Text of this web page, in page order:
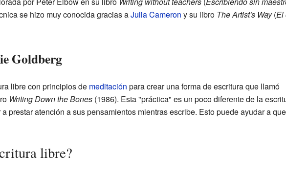
se hizo muy conocida gracias aJulia Cameron y su libro The Artist's Way(El
Goldberg
libre con principios de meditación para crear una forma de escritura que llamó
Writing Down the Bones(1986). Esta "práctica" es un poco diferente de la
prestar atención a sus pensamientos mientras escribe. Esto puede ayudar a
libre?